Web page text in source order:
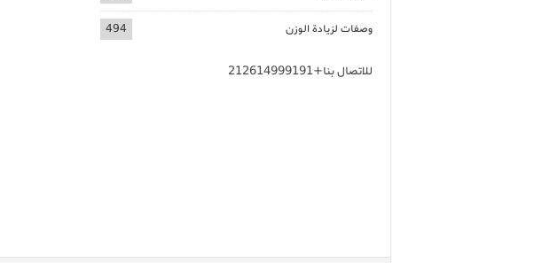
وصفات لزيادة الوزن 494
للاتصال بنا+212614999191